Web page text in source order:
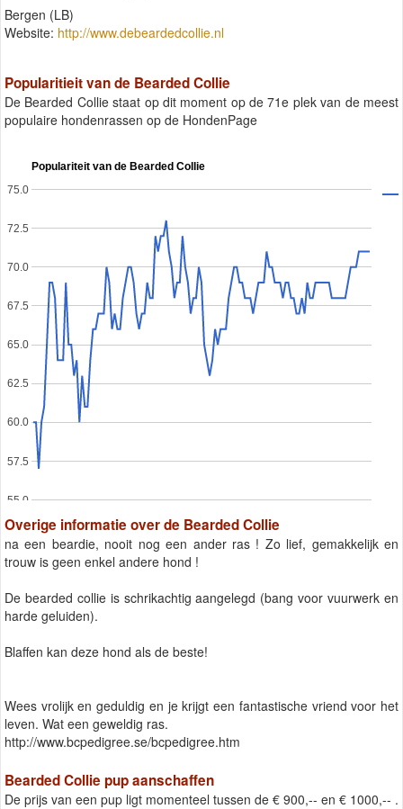
Bergen (LB)
Website: http://www.debeardedcollie.nl
Popularitieit van de Bearded Collie
De Bearded Collie staat op dit moment op de 71e plek van de meest
populaire hondenrassen op de HondenPage
Populariteit van de Bearded Collie
55.0
57.5
60.0
62.5
65.0
67.5
70.0
72.5
75.0
Overige informatie over de Bearded Collie
na een beardie, nooit nog een ander ras ! Zo lief, gemakkelijk en
trouw is geen enkel andere hond !
De bearded collie is schrikachtig aangelegd (bang voor vuurwerk en
harde geluiden).
Blaffen kan deze hond als de beste!
Wees vrolijk en geduldig en je krijgt een fantastische vriend voor het
leven. Wat een geweldig ras.
http://www.bcpedigree.se/bcpedigree.htm
Bearded Collie pup aanschaffen
De prijs van een pup ligt momenteel tussen de € 900,-- en € 1000,-- .